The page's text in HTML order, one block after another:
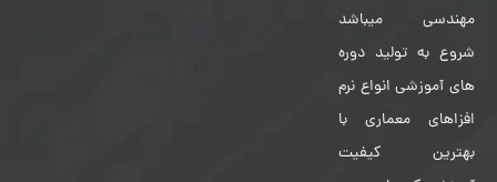
مهندسی میباشد
شروع به تولید دوره
های آموزشی انواع نرم
افزاهای معماری با
بهترین کیفیت